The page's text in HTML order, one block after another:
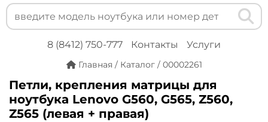
8 (8412) 750-777 Контакты Услуги
Главная / Каталог / 00002261
Петли, крепления матрицы для
ноутбука Lenovo G560, G565, Z560,
Z565 (левая + правая)